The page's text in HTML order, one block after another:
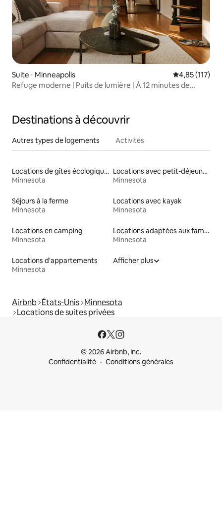
Suite ⋅ Minneapolis Évaluation
4,85 (117)
Refuge moderne | Puits de lumière | À 12 minutes de
Destinations à découvrir
Autres types de logements Activités
Locations de gîtes écologiques
Minnesota
Locations avec petit-déjeuner
Minnesota
Séjours à la ferme
Minnesota
Locations avec kayak
Minnesota
Locations en camping
Minnesota
Locations adaptées aux familles
Minnesota
Locations d'appartements
Minnesota
Afficher plus
Airbnb États-Unis Minnesota
Locations de suites privées
© 2026 Airbnb, Inc.
Confidentialité
Conditions générales